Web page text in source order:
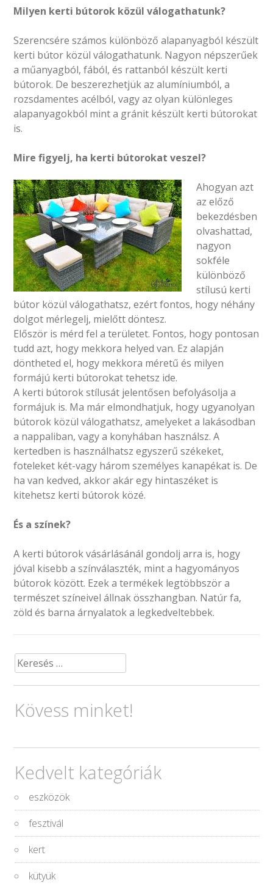
Milyen kerti bútorok közül válogathatunk?
Szerencsére számos különböző alapanyagból készült
kerti bútor közül válogathatunk. Nagyon népszerűek
a műanyagból, fából, és rattanból készült kerti
bútorok. De beszerezhetjük az alumíniumból, a
rozsdamentes acélból, vagy az olyan különleges
alapanyagokból mint a gránit készült kerti bútorokat
is.
Mire figyelj, ha kerti bútorokat veszel?
Ahogyan azt
az előző
bekezdésben
olvashattad,
nagyon
sokféle
különböző
stílusú kerti
bútor közül válogathatsz, ezért fontos, hogy néhány
dolgot mérlegelj, mielőtt döntesz.
Először is mérd fel a területet. Fontos, hogy pontosan
tudd azt, hogy mekkora helyed van. Ez alapján
döntheted el, hogy mekkora méretű és milyen
formájú kerti bútorokat tehetsz ide.
A kerti bútorok stílusát jelentősen befolyásolja a
formájuk is. Ma már elmondhatjuk, hogy ugyanolyan
bútorok közül válogathatsz, amelyeket a lakásodban
a nappaliban, vagy a konyhában használsz. A
kertedben is használhatsz egyszerű székeket,
foteleket két-vagy három személyes kanapékat is. De
ha van kedved, akkor akár egy hintaszéket is
kitehetsz kerti bútorok közé.
És a színek?
A kerti bútorok vásárlásánál gondolj arra is, hogy
jóval kisebb a színválaszték, mint a hagyományos
bútorok között. Ezek a termékek legtöbbször a
természet színeivel állnak összhangban. Natúr fa,
zöld és barna árnyalatok a legkedveltebbek.
Keresés:
Kövess minket!
Kedvelt kategóriák
eszközök
fesztivál
kert
kütyük